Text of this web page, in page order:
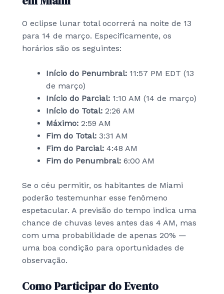
O eclipse lunar total ocorrerá na noite de 13
para 14 de março. Especificamente, os
horários são os seguintes:
Início do Penumbral: 11:57 PM EDT (13
de março)
Início do Parcial: 1:10 AM (14 de março)
Início do Total: 2:26 AM
Máximo: 2:59 AM
Fim do Total: 3:31 AM
Fim do Parcial: 4:48 AM
Fim do Penumbral: 6:00 AM
Se o céu permitir, os habitantes de Miami
poderão testemunhar esse fenômeno
espetacular. A previsão do tempo indica uma
chance de chuvas leves antes das 4 AM, mas
com uma probabilidade de apenas 20% —
uma boa condição para oportunidades de
observação.
Como Participar do Evento